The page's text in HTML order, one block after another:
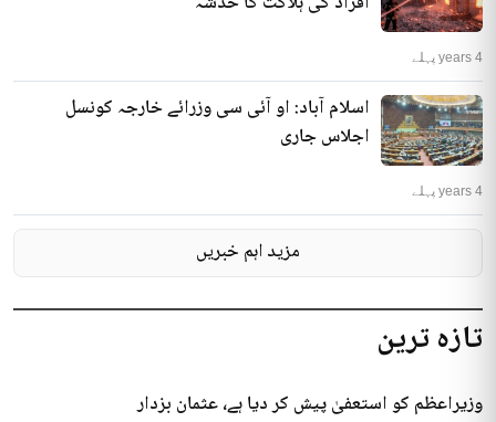
تازہ ترین
وزیراعظم کو استعفیٰ پیش کر دیا ہے، عثمان بزدار
4 years پہلے
اسلام آباد: او آئی سی وزرائے خارجہ کونسل
اجلاس جاری
4 years پہلے
مزید اہم خبریں